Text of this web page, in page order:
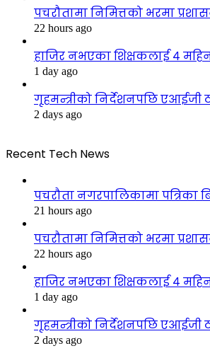
पचरौतामा निमित्तको भरमा
22 hours ago
हाजिर नभएका शिक्षकलाई ४
1 day ago
गृहमन्त्रीको निर्देशनपछि एआईजी
2 days ago
Recent Tech News
पचरौता नगरपालिकामा पत्रिका
21 hours ago
पचरौतामा निमित्तको भरमा
22 hours ago
हाजिर नभएका शिक्षकलाई ४
1 day ago
गृहमन्त्रीको निर्देशनपछि एआईजी
2 days ago